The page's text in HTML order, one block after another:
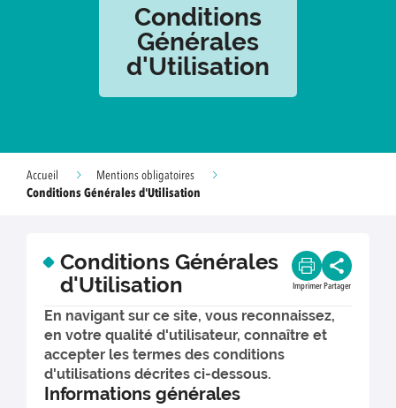
Conditions
Générales
d'Utilisation
Accueil
Mentions obligatoires
Conditions Générales d'Utilisation
Conditions Générales
d'Utilisation
Imprimer Partager
En navigant sur ce site, vous reconnaissez,
en votre qualité d'utilisateur, connaître et
accepter les termes des conditions
d'utilisations décrites ci-dessous.
Informations générales